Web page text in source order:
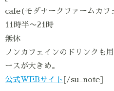
cafe(モダナークファームカフ
11時半〜21時
無休
ノンカフェインのドリンクも
ースが大きめ。
公式WEBサイト
[/su_note]